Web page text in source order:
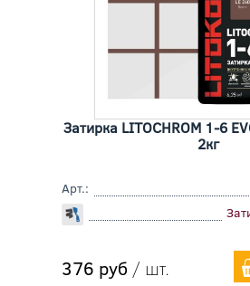
Затирка LITOCHROM 1-6
2кг
Арт.:
376 руб / шт.